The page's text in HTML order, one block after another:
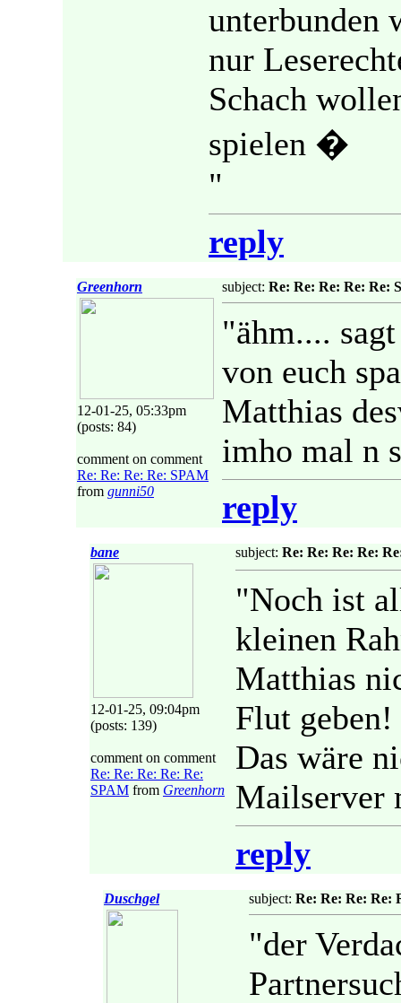
unterbunden
nur
Schach
spielen �
"
reply
Greenhorn
12-01-25, 05:33pm
(posts: 84)
comment on comment
Re: Re: Re: Re: SPAM
from gunni50
subject: Re: Re: Re: Re: Re:
"ähm....
von euch
Matthias
imho mal n
reply
bane
12-01-25, 09:04pm
(posts: 139)
comment on comment
Re: Re: Re: Re: Re:
SPAM from Greenhorn
subject: Re: Re: Re: Re:
"Noch ist
kleinen
Matthias
Flut geben!
Das wäre
Mailserver
reply
Duschgel subject: Re: Re: Re: Re:
"der